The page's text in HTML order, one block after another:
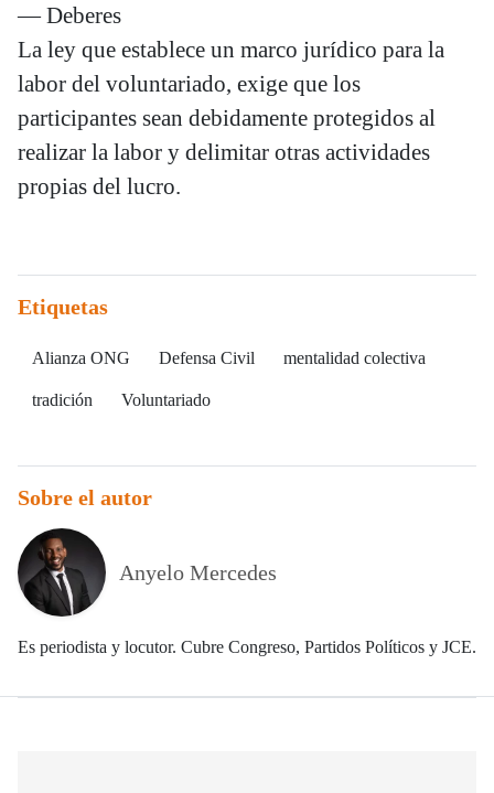
— Deberes
La ley que establece un marco jurídico para la
labor del voluntariado, exige que los
participantes sean debidamente protegidos al
realizar la labor y delimitar otras actividades
propias del lucro.
Etiquetas
Alianza ONG Defensa Civil mentalidad colectiva
tradición Voluntariado
Sobre el autor
Anyelo Mercedes
Es periodista y locutor. Cubre Congreso, Partidos Políticos y JCE.